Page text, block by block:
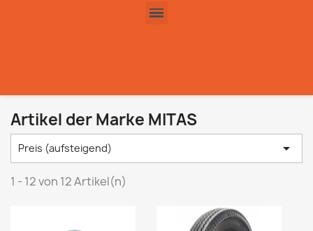
Artikel der Marke MITAS
Preis (aufsteigend) 
1 - 12 von 12 Artikel(n)